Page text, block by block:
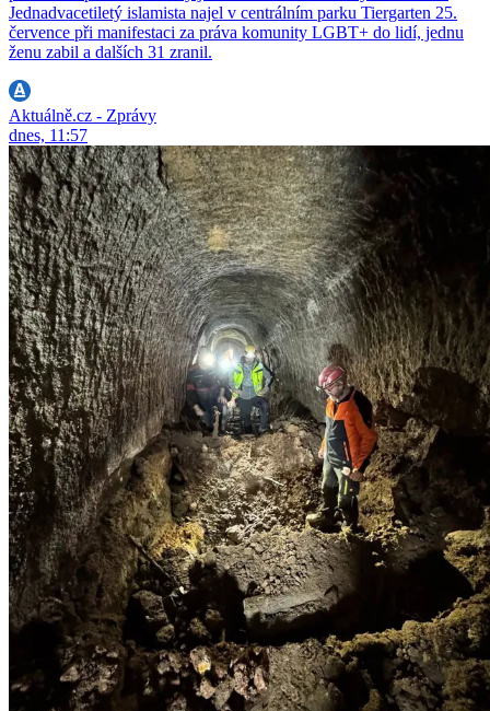
Jednadvacetiletý islamista najel v centrálním parku Tiergarten 25.
července při manifestaci za práva komunity LGBT+ do lidí, jednu
ženu zabil a dalších 31 zranil.
Aktuálně.cz - Zprávy
dnes, 11:57